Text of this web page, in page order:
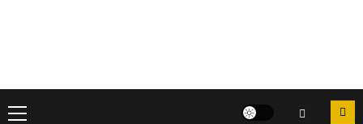
Primary